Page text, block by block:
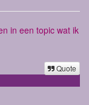
in een topic wat ik
Quote